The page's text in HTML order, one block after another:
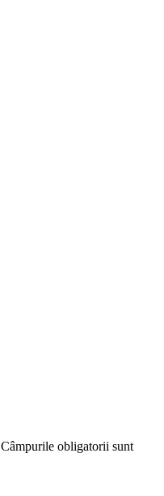
Câmpurile obligatorii sunt